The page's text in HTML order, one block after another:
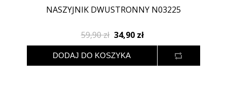
NASZYJNIK DWUSTRONNY N03225
59,90 zł 34,90 zł